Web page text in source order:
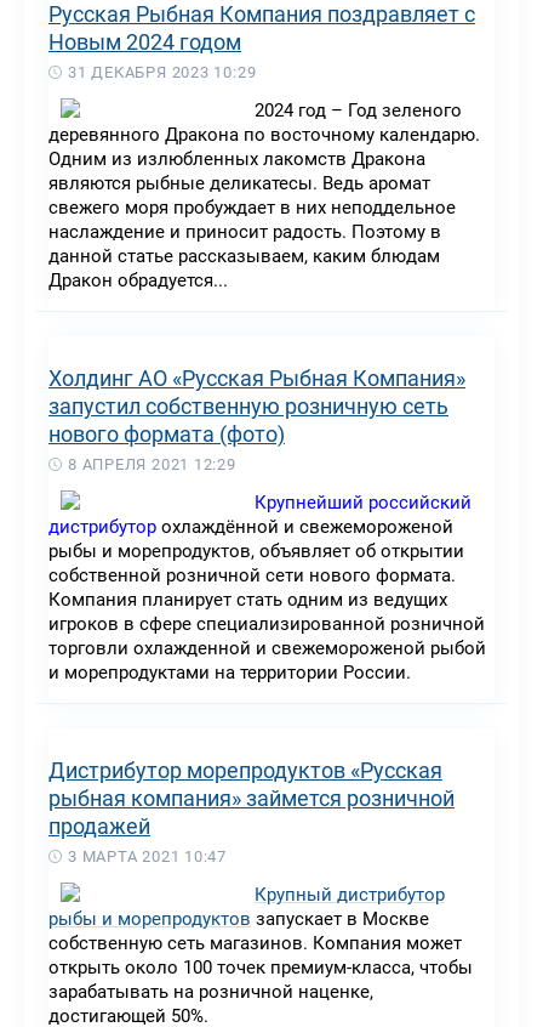
Русская Рыбная Компания поздравляет с
Новым 2024 годом
31 ДЕКАБРЯ 2023 10:29
2024 год – Год зеленого
деревянного Дракона по восточному календарю.
Одним из излюбленных лакомств Дракона
являются рыбные деликатесы. Ведь аромат
свежего моря пробуждает в них неподдельное
наслаждение и приносит радость. Поэтому в
данной статье рассказываем, каким блюдам
Дракон обрадуется...
Холдинг АО «Русская Рыбная Компания»
запустил собственную розничную сеть
нового формата (фото)
8 АПРЕЛЯ 2021 12:29
Крупнейший российский
дистрибутор охлаждённой и свежемороженой
рыбы и морепродуктов, объявляет об открытии
собственной розничной сети нового формата.
Компания планирует стать одним из ведущих
игроков в сфере специализированной розничной
торговли охлажденной и свежемороженой рыбой
и морепродуктами на территории России.
Дистрибутор морепродуктов «Русская
рыбная компания» займется розничной
продажей
3 МАРТА 2021 10:47
Крупный дистрибутор
рыбы и морепродуктов запускает в Москве
собственную сеть магазинов. Компания может
открыть около 100 точек премиум-класса, чтобы
зарабатывать на розничной наценке,
достигающей 50%.